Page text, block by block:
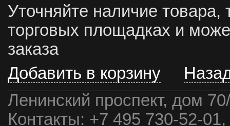
Уточняйте наличие товара,
торговых площадках и
заказа
Добавить в корзину
Ленинский проспект, дом
Контакты: +7 495 730-52-